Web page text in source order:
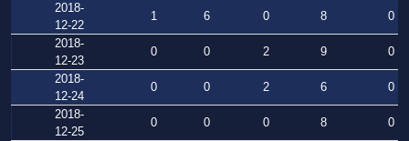
2018-
12-22
1 6 0 8
0
2018-
12-23
0 0 2 9
0
2018-
12-24
0 0 2 6
0
2018-
12-25
0 0 0 8
0